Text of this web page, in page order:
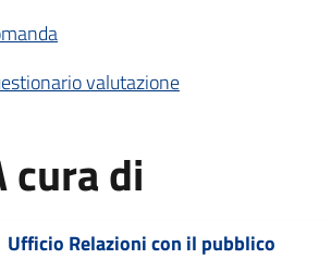
valutazione
cura di
Ufficio Relazioni con il pubblico